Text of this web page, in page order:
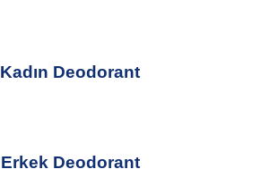
Kadın Deodorant
Erkek Deodorant